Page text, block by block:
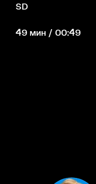
SD
49 мин / 00:49